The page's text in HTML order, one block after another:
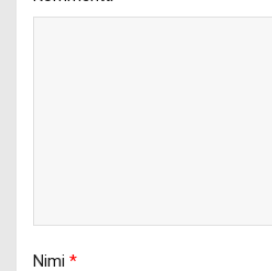
Nimi *